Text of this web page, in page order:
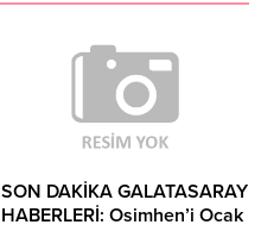
SON DAKİKA GALATASARAY
HABERLERİ: Osimhen’i Ocak